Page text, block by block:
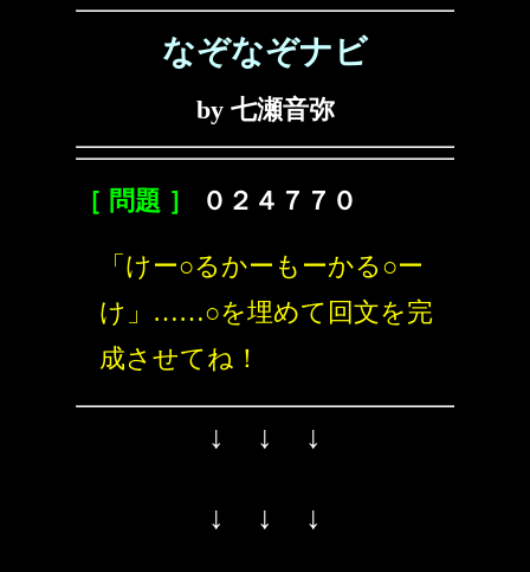
なぞなぞナビ
by 七瀬音弥
［ 問題 ］ ０２４７７０
「けー○るかーもーかる○ー
け」……○を埋めて回文を完
成させてね！
↓ ↓ ↓
↓ ↓ ↓